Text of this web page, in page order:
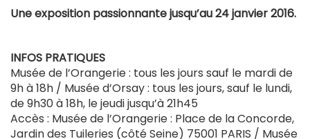
Une exposition passionnante jusqu’au 24 janvier 2016.
INFOS PRATIQUES
Musée de l’Orangerie : tous les jours sauf le mardi de
9h à 18h / Musée d’Orsay : tous les jours, sauf le lundi,
de 9h30 à 18h, le jeudi jusqu’à 21h45
Accès : Musée de l’Orangerie : Place de la Concorde,
Jardin des Tuileries (côté Seine) 75001 PARIS / Musée